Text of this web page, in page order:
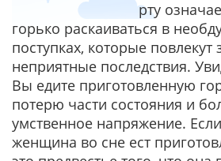
рту
горько раскаиваться в
поступках, которые повлекут
неприятные последствия.
Вы едите приготовленную
потерю части состояния и
умственное напряжение.
женщина во сне ест